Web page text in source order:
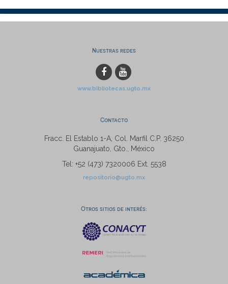
Nuestras redes
www.bibliotecas.ugto.mx
Contacto
Fracc. El Establo 1-A, Col. Marfil C.P. 36250
Guanajuato, Gto., México
Tel: +52 (473) 7320006 Ext. 5538
repositorio@ugto.mx
Otros sitios de interés: